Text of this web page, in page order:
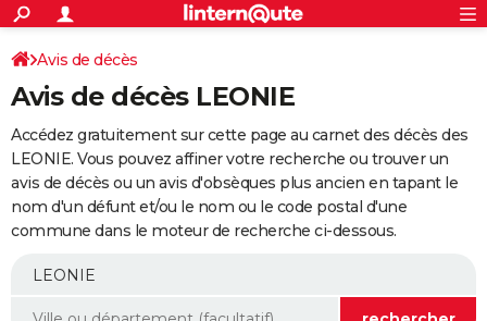
ACTUALITÉS
Politique
Société
Faits Divers
Education
Monde
Villes
+
SPORT
Coupe du monde 2026
Football
Tennis
Cyclisme
Rugby
Forum
Programme TV
TNTStreaming
Cinéma
Sorties cinéma
Musique
+FINANCE
Retraite
Epargne
Immobilier
Risques naturels par ville
Banque
Assurance
AUTO
Essais
Réserver un essai
Citadines
Berlines
SUV
Forum auto
+
Mobiles
Meilleur smartphone
Internet
Ordinateurs
Jeux vidéo
Guide high-tech
Avis de décès
Avis de décès LEONIE
Accédez gratuitement sur cette page au carnet des décès des
LEONIE. Vous pouvez affiner votre recherche ou trouver un
avis de décès ou un avis d'obsèques plus ancien en tapant le
nom d'un défunt et/ou le nom ou le code postal d'une
commune dans le moteur de recherche ci-dessous.